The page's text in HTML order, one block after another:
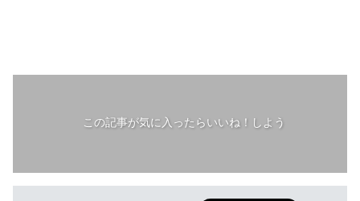
この記事が気に入ったらいいね！しよう